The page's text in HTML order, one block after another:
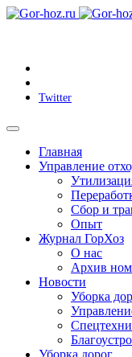
Twitter
Главная
Управление
Сбор и
Опыт
Журнал ГорХоз
О нас
Архив
Новости
Уборка
Уборка дорог